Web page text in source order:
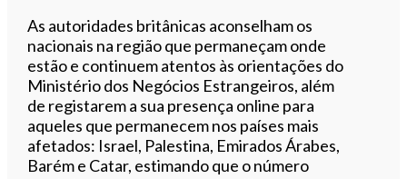
As autoridades britânicas aconselham os
nacionais na região que permaneçam onde
estão e continuem atentos às orientações do
Ministério dos Negócios Estrangeiros, além
de registarem a sua presença online para
aqueles que permanecem nos países mais
afetados: Israel, Palestina, Emirados Árabes,
Barém e Catar, estimando que o número